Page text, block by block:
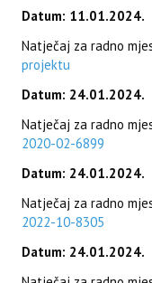
Datum: 11.01.2024.
Natječaj za radno
projektu
Datum: 24.01.2024.
Natječaj za radno
2020-02-6899
Datum: 24.01.2024.
Natječaj za radno
2022-10-8305
Datum: 24.01.2024.